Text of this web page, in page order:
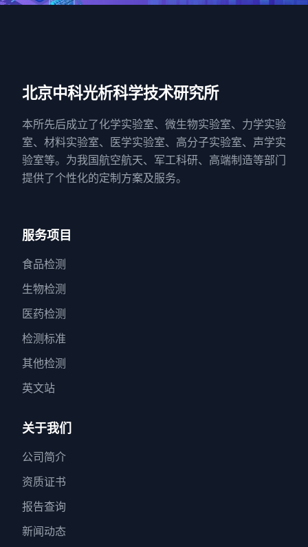
北京中科光析科学技术研究所
本所先后成立了化学实验室、微生物实验室、力学实验
室、材料实验室、医学实验室、高分子实验室、声学实
验室等。为我国航空航天、军工科研、高端制造等部门
提供了个性化的定制方案及服务。
服务项目
食品检测
生物检测
医药检测
检测标准
其他检测
英文站
关于我们
公司简介
资质证书
报告查询
新闻动态